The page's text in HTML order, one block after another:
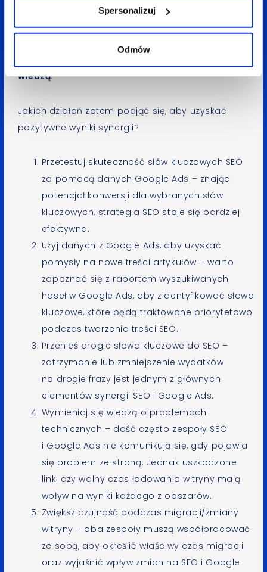
Spersonalizuj
Odmów
informacji o tym, co dzieje się w projekcie. Namów
zespół do przygotowania wspólnych materiałów,
pomiędzy obszarami czy też
wiedzą.
Jakich działań zatem podjąć się, aby uzyskać
pozytywne wyniki synergii?
Przetestuj skuteczność słów kluczowych SEO
za pomocą danych Google Ads – znając
potencjał konwersji dla wybranych słów
kluczowych, strategia SEO staje się bardziej
efektywna.
Użyj danych z Google Ads, aby uzyskać
pomysły na nowe treści artykułów – warto
zapoznać się z raportem wyszukiwanych
haseł w Google Ads, aby zidentyfikować słowa
kluczowe, które będą traktowane priorytetowo
podczas tworzenia treści SEO.
Przenieś drogie słowa kluczowe do SEO –
zatrzymanie lub zmniejszenie wydatków
na drogie frazy jest jednym z głównych
elementów synergii SEO i Google Ads.
Wymieniaj się wiedzą o problemach
technicznych – dość często zespoły SEO
i Google Ads nie komunikują się, gdy pojawia
się problem ze stroną. Jednak uszkodzone
linki czy wolny czas ładowania witryny mają
wpływ na wyniki każdego z obszarów.
Zwiększ czujność podczas migracji/zmiany
witryny – oba zespoły muszą współpracować
ze sobą, aby określić właściwy czas migracji
oraz wyjaśnić wpływ zmian na SEO i Google